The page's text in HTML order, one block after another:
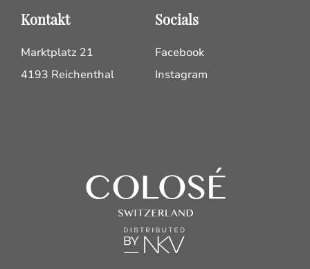
Kontakt
Marktplatz 21
4193 Reichenthal
Socials
Facebook
Instagram